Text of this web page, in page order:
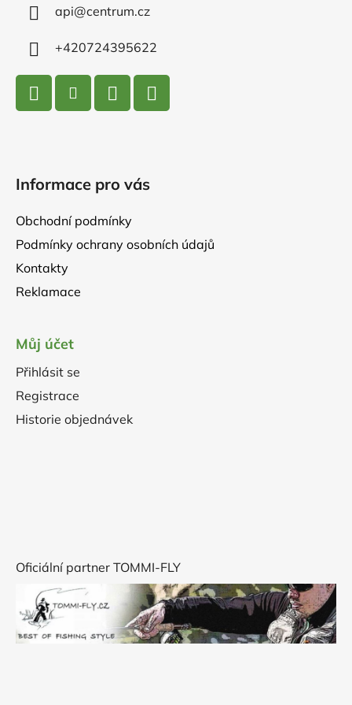
api@centrum.cz
+420724395622
Informace pro vás
Obchodní podmínky
Podmínky ochrany osobních údajů
Kontakty
Reklamace
Můj účet
Přihlásit se
Registrace
Historie objednávek
Oficiální partner TOMMI-FLY